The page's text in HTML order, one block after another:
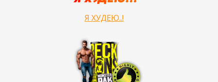
Я ХУДЕЮ..!